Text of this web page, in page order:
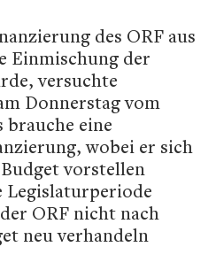
des ORF aus
Einmischung der
versuchte
Donnerstag vom
brauche eine
wobei er sich
vorstellen
Legislaturperiode
ORF nicht nach
neu verhandeln